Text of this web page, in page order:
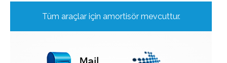
Tüm araçlar için amortisör mevcuttur.